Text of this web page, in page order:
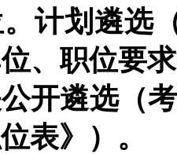
计划遴选
、职位要
开遴选（
表》 ）。